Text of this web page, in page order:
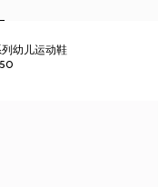
幼儿运动鞋